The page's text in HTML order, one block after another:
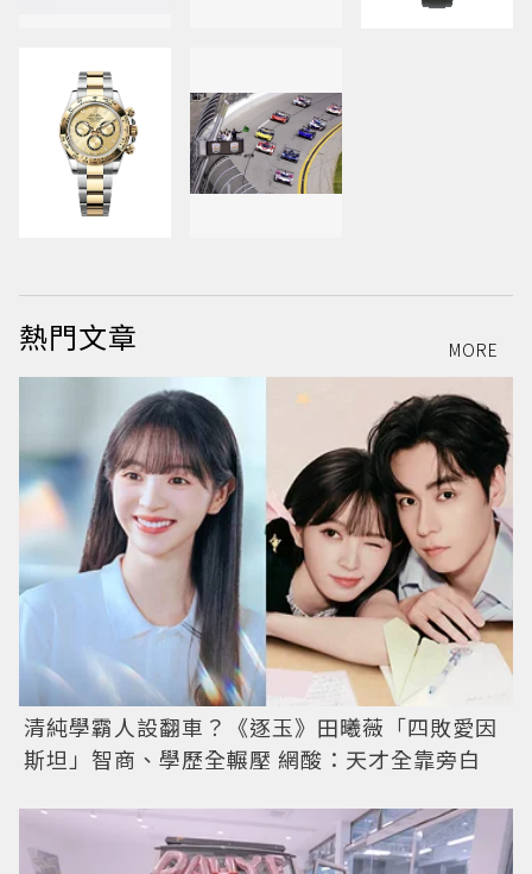
熱門文章 MORE
清純學霸人設翻車？《逐玉》田曦薇「四敗愛因
斯坦」智商、學歷全輾壓 網酸：天才全靠旁白